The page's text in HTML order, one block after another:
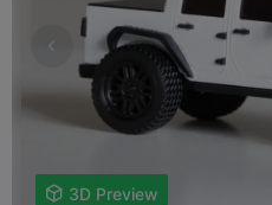
 3D Preview